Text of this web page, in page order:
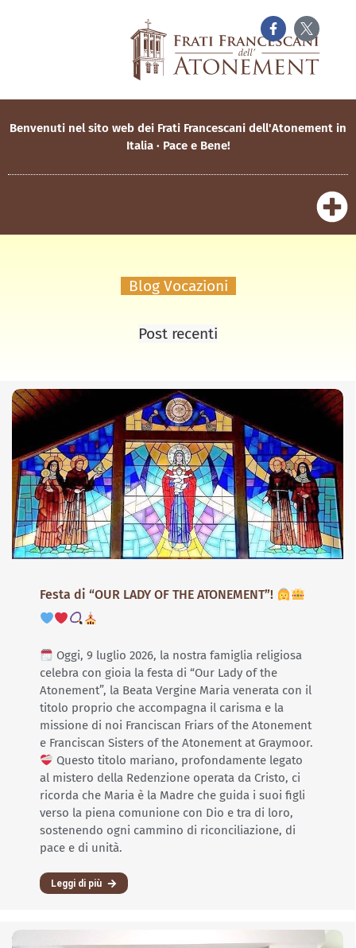
Benvenuti nel sito web dei Frati Francescani dell'Atonement in
Italia · Pace e Bene!
Blog Vocazioni
Post recenti
Festa di “OUR LADY OF THE ATONEMENT”!
Oggi, 9 luglio 2026, la nostra famiglia religiosa
celebra con gioia la festa di “Our Lady of the
Atonement”, la Beata Vergine Maria venerata con il
titolo proprio che accompagna il carisma e la
missione di noi Franciscan Friars of the Atonement
e Franciscan Sisters of the Atonement at Graymoor.
Questo titolo mariano, profondamente legato
al mistero della Redenzione operata da Cristo, ci
ricorda che Maria è la Madre che guida i suoi figli
verso la piena comunione con Dio e tra di loro,
sostenendo ogni cammino di riconciliazione, di
pace e di unità.
Leggi di più